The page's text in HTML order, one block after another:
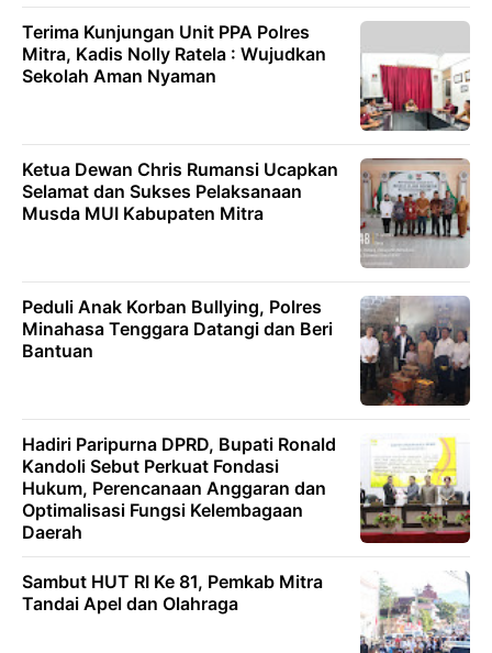
Terima Kunjungan Unit PPA Polres
Mitra, Kadis Nolly Ratela : Wujudkan
Sekolah Aman Nyaman
Ketua Dewan Chris Rumansi Ucapkan
Selamat dan Sukses Pelaksanaan
Musda MUI Kabupaten Mitra
‎Peduli Anak Korban Bullying, Polres
Minahasa Tenggara Datangi dan Beri
Bantuan
Hadiri Paripurna DPRD, Bupati Ronald
Kandoli Sebut Perkuat Fondasi
Hukum, Perencanaan Anggaran dan
Optimalisasi Fungsi Kelembagaan
Daerah
Sambut HUT RI Ke 81, Pemkab Mitra
Tandai Apel dan Olahraga